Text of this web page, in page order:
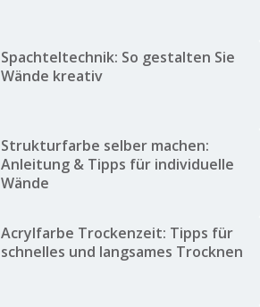
Spachteltechnik: So gestalten Sie
Wände kreativ
Strukturfarbe selber machen:
Anleitung & Tipps für individuelle
Wände
Acrylfarbe Trockenzeit: Tipps für
schnelles und langsames Trocknen